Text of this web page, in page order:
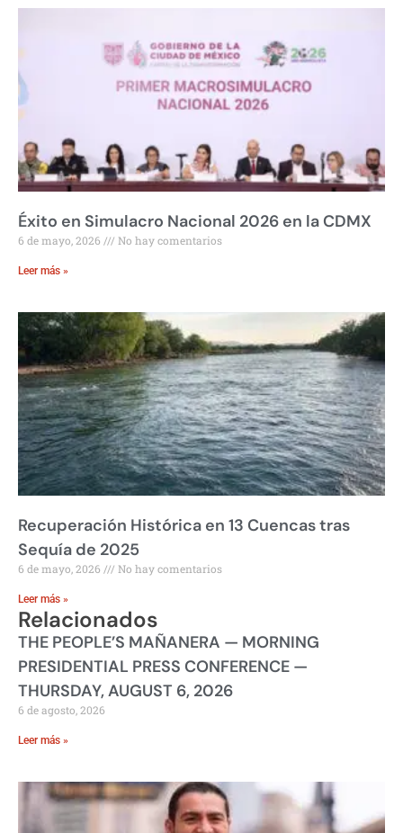
Éxito en Simulacro Nacional 2026 en la CDMX
6 de mayo, 2026 No hay comentarios
Leer más »
Recuperación Histórica en 13 Cuencas tras
Sequía de 2025
6 de mayo, 2026 No hay comentarios
Leer más »
Relacionados
THE PEOPLE’S MAÑANERA — MORNING
PRESIDENTIAL PRESS CONFERENCE —
THURSDAY, AUGUST 6, 2026
6 de agosto, 2026
Leer más »